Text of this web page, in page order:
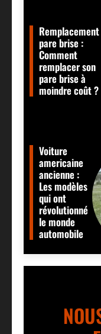
Remplacement
pare brise :
Comment
remplacer son
pare brise à
moindre coût ?
Voiture
americaine
ancienne :
Les modèles
qui ont
révolutionné
le monde
automobile